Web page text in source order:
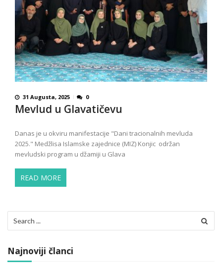
31 Augusta, 2025 0
Mevlud u Glavatičevu
Danas je u okviru manifestacije "Dani tracionalnih mevluda
2025." Medžlisa Islamske zajednice (MIZ) Konjic održan
mevludski program u džamiji u Glava
READ MORE
for:
Najnoviji članci